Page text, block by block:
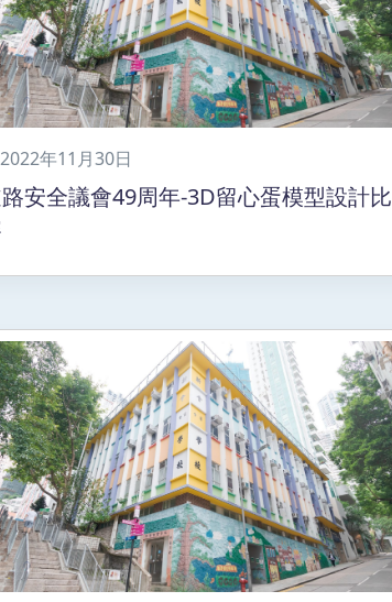
2022年11月30日
安全議會49周年-3D留心蛋模型設計比